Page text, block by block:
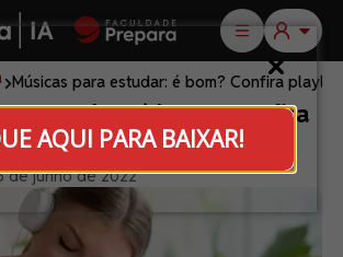
AQUI PARA BAIXAR!
Músicas para estudar: é bom? Confira
estudar: é bom? Confira
de junho de 2022